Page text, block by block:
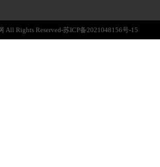
All Rights Reserved-苏ICP备2021048156号-15